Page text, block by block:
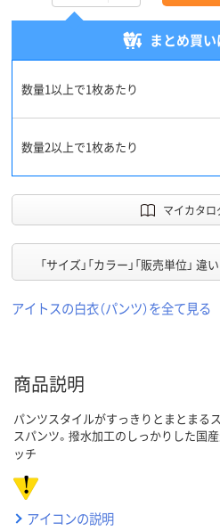
まとめ買い
数量1以上で1枚あたり
数量2以上で1枚あたり
マイカタロ
「サイズ」「カラー」「販売単位」 違
アイトスの白衣（パンツ）を全て見る
商品説明
パンツスタイルがすっきりとまとまる
スパンツ。撥水加工のしっかりした国
ッチ
アイコンの説明